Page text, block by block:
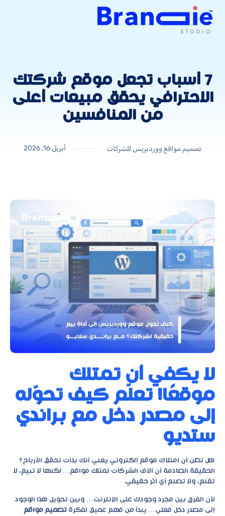
7 أسباب تجعل موقع شركتك
الاحترافي يحقق مبيعات أعلى
من المنافسين
تصميم مواقع ووردبريس للشركات أبريل 16, 2026
لا يكفي أن تمتلك
موقعًا! تعلّم كيف تحوّله
إلى مصدر دخل مع براندي
ستديو
هل تظن أن امتلاك موقع إلكتروني يعني أنك بدأت تحقق الأرباح؟
الحقيقة الصادمة أن آلاف الشركات تمتلك مواقع… لكنها لا تبيع، لا
تقنع، ولا تصنع أي أثر حقيقي.
لأن الفرق بين مجرد وجودك على الإنترنت… وبين تحويل هذا الوجود
إلى مصدر دخل فعلي… يبدأ من فهم عميق لفكرة تصميم مواقع